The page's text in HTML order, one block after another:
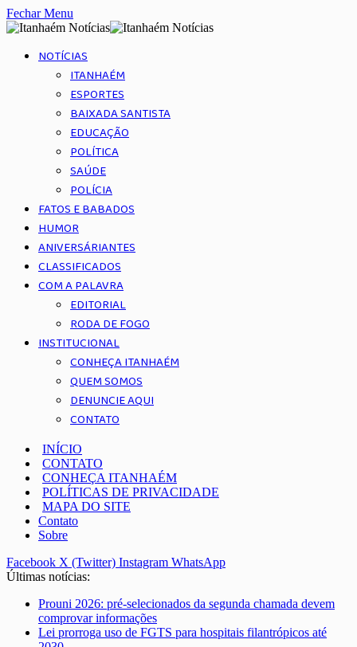
Fechar Menu
NOTÍCIAS
ITANHAÉM
ESPORTES
BAIXADA SANTISTA
EDUCAÇÃO
POLÍTICA
SAÚDE
POLÍCIA
FATOS E BABADOS
HUMOR
ANIVERSÁRIANTES
CLASSIFICADOS
COM A PALAVRA
EDITORIAL
RODA DE FOGO
INSTITUCIONAL
CONHEÇA ITANHAÉM
QUEM SOMOS
DENUNCIE AQUI
CONTATO
INÍCIO
CONTATO
CONHEÇA ITANHAÉM
POLÍTICAS DE PRIVACIDADE
MAPA DO SITE
Contato
Sobre
Facebook X (Twitter) Instagram WhatsApp
Últimas notícias:
Prouni 2026: pré-selecionados da segunda chamada devem
comprovar informações
Lei prorroga uso de FGTS para hospitais filantrópicos até